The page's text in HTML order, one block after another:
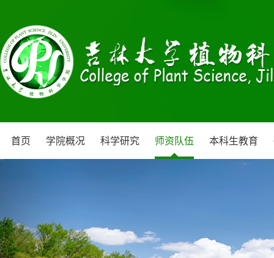
首页 学院概况 科学研究 师资队伍 本科生教育